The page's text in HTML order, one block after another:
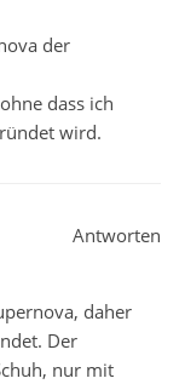
der
dass ich
wird.
daher
Der
nur mit
Antworten